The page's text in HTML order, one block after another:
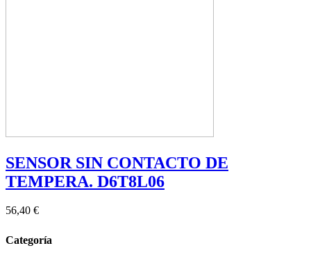
SENSOR SIN CONTACTO DE
TEMPERA. D6T8L06
56,40 €
Categoría